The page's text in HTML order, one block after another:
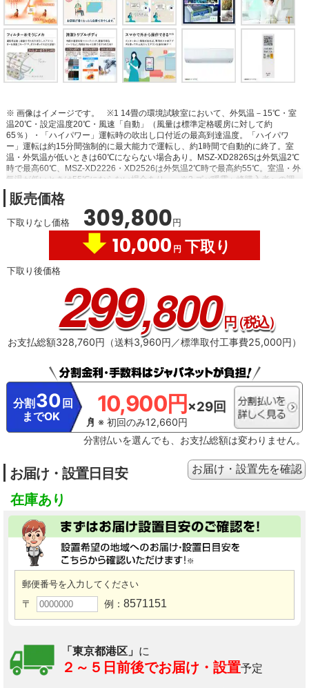
※ 画像はイメージです。
※1 14畳の環境試験室において、外気温－15℃・室
温20℃・設定温度20℃・風速「自動」（風量は標準定格暖房に対して約
65％）・「ハイパワー」運転時の吹出し口付近の最高到達温度。「ハイパワ
ー」運転は約15分間強制的に最大能力で運転し、約1時間で自動的に終了。室
温・外気温が低いときは60℃にならない場合あり。MSZ-XD2826Sは外気温2℃
時で最高60℃、MSZ-XD2226・XD2526は外気温2℃時で最高約55℃。室温・外
気温が低いときは55℃にならない場合あり。
※2 ズバ暖霧ヶ峰購入者への調
査結果による。「満足」と答えた人1,571人。調査対象者数＝1,684人。調査期
間2023年4月1日～2024年3月31日。
力比較。外気温2℃時。本製品：5.0kＷ。MSZ-R2225：2.8kＷ。
アイ」は、室内機の直下近傍を見ることができません。人の動き・状態、室内
の形状・広さなどにより正しく検知できないことがあります。
付場所やお部屋の環境条件により、正確に室温を測定できず、「冷房」運転を
しないことがあります。
※6 「高温みまもり」は、高温時の体への影響を防ぐ
ものではありません。
の微小粒子状物質の総称です。本エアコンで、0.3～2.5μｍの粒子を約90％キャ
ッチ。28㎥の試験空間での95分後の効果（メーカー調べ）。換気などによる屋
外からの新たな粒子の侵入は想定されていません。0.3μｍ未満の微小粒子状物
質は、除去未確認。また、空気中の有害物質のすべてを除去できるものではあ
※9 実使用空間での実証効果ではありません。フィルターに付着し
たものを抑制します。
※10 使用環境により汚れの程度が異なりますので、エ
様ありのエアコンでそれぞれ10年使用後の汚れを想定（メーカー調べ）。使用
環境・設置状況により効果は異なります。
※12 特許第4698721号他。
付着してしまったカビ菌による汚れを取り除く機能ではございません。オゾン
が発生するため、わずかにニオイを感じることがあります。エアコン内部を乾
燥させるため、最大10分間の弱暖房運転を行います。そのため、室温が2～3℃
上がることや、室内湿度が上がることがあります（「冷房」/「除湿」運転
後）。お客様による設定が必要です。ご使用には電気代がかかります。
※14
エアコンのお手入れで高所に上がる場合は、安全に十分ご注意ください。写真
後、お掃除をしている様子。
※15 エアコンやその周辺、お部屋にいる人の状
態などを事前に十分確認してから操作してください。無線LANに接続すること
を使用しての操作が可能になります。「MyMUアプリ」を使用するために、以
上、iOS14以上）・インターネット回線（常時接続可能なブロードバンド回
線、FTTH（光ファイバー）、CATV(ケーブルTV）など。インターネット通信料
はお客様のご負担となります。）・ルーター。詳しくは取扱説明書をご覧くだ
さい。
販売価格
下取りなし価格 309,800円
10,000 円 下取り
下取り後価格299,800円（税込）
お支払総額328,760円（送料3,960円／標準取付工事費25,000円）
分割 30 回
までOK
10,900円 ×29回
※ 初回のみ12,660円
分割払いを選んでも、お支払総額は変わりません。
お届け・設置日目安
在庫あり
郵便番号を入力してください
〒 例： 8571151
「東京都港区」 に
２～５日前後でお届け・設置予定
お届け・設置先を確認